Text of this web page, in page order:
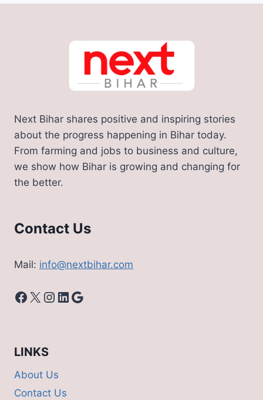
सबसे
बदलाव,
बिहार
के
वंदे
भारत
देखे
टेबल
Next Bihar shares positive and inspiring stories
about the progress happening in Bihar today.
From farming and jobs to business and culture,
we show how Bihar is growing and changing for
the better.
Contact Us
Mail: info@nextbihar.com
Facebook
X Instagram
LinkedIn
Google
LINKS
About Us
Contact Us